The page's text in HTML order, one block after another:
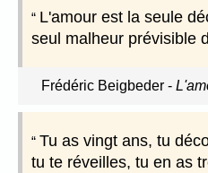
L'amour est la seule
seul malheur prévisible
Frédéric Beigbeder-
Tu as vingt ans, tu
tu te réveilles, tu en as